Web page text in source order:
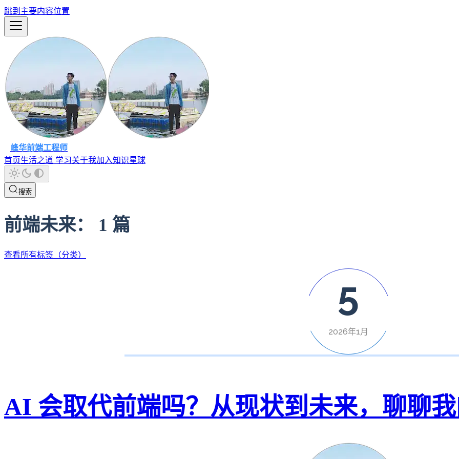
跳到主要内容位置
峰华前端工程师
首页生活之道 学习关于我加入知识星球
搜索
前端未来： 1 篇
查看所有标签（分类）
5
2026年1月
AI 会取代前端吗？从现状到未来，聊聊